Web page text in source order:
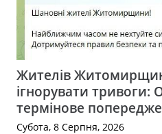
Жителів
ігнорувати тривоги:
термінове
Субота, 8 Серпня, 2026